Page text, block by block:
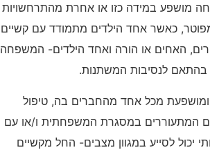
במידה כזו או אחרת מהתרחשויות
כאשר אחד הילדים מתמודד עם קשיים
האחים או הורה ואחד הילדים- המשפחה
בהתאם לנסיבות המשתנות.
מכל אחד מהחברים בה, טיפול
המתעוררים במסגרת המשפחתית ו/או עם
לסייע במגוון מצבים- החל מקשיים